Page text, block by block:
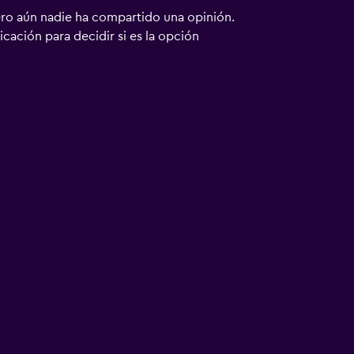
aún nadie ha compartido una opinión.
para decidir si es la opción